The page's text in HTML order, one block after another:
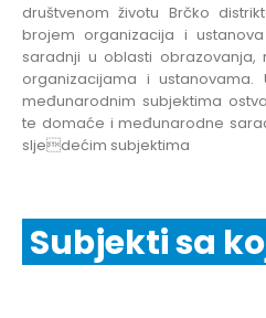
društvenom životu Brčko
brojem organizacija i
saradnji u oblasti obrazovanja,
organizacijama i
međunarodnim subjektima
te domaće i međunarodne
sljedećim subjektima
Subjekti sa